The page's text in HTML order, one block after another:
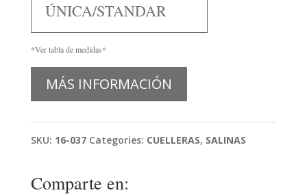
ÚNICA/STANDAR
*Ver tabla de medidas*
MÁS INFORMACIÓN
SKU: 16-037 Categories: CUELLERAS, SALINAS
Comparte en: